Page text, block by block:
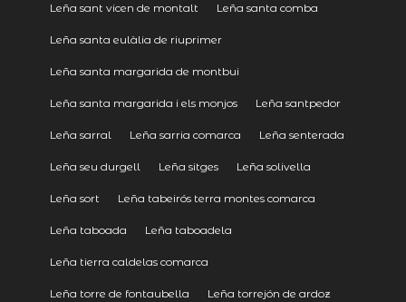
Leña sant vicen de montalt Leña santa comba
Leña santa eulàlia de riuprimer
Leña santa margarida de montbui
Leña santa margarida i els monjos Leña santpedor
Leña sarral Leña sarria comarca Leña senterada
Leña seu durgell Leña sitges Leña solivella
Leña sort Leña tabeirós terra montes comarca
Leña taboada Leña taboadela
Leña tierra caldelas comarca
Leña torre de fontaubella Leña torrejón de ardoz